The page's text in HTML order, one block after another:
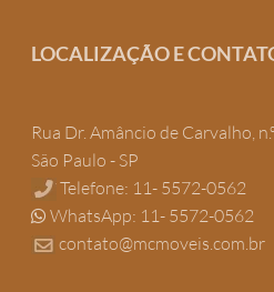
LOCALIZAÇÃO E
Rua Dr. Amâncio de Carvalho,
São Paulo - SP
Telefone: 11- 5572-0562
WhatsApp: 11- 5572-0562
contato@mcmoveis.com.br